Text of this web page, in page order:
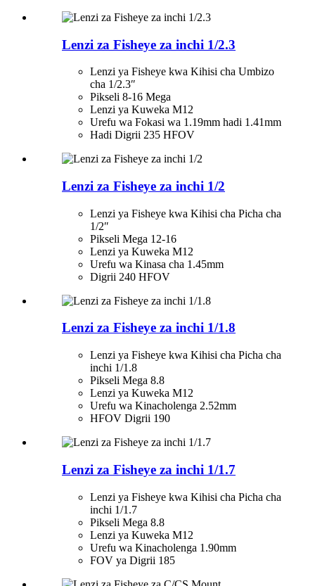
Lenzi za Fisheye za inchi 1/2.3
Lenzi ya Fisheye kwa Kihisi cha Umbizo
cha 1/2.3″
Pikseli 8-16 Mega
Lenzi ya Kuweka M12
Urefu wa Fokasi wa 1.19mm hadi 1.41mm
Hadi Digrii 235 HFOV
Lenzi za Fisheye za inchi 1/2
Lenzi ya Fisheye kwa Kihisi cha Picha cha
1/2″
Pikseli Mega 12-16
Lenzi ya Kuweka M12
Urefu wa Kinasa cha 1.45mm
Digrii 240 HFOV
Lenzi za Fisheye za inchi 1/1.8
Lenzi ya Fisheye kwa Kihisi cha Picha cha
inchi 1/1.8
Pikseli Mega 8.8
Lenzi ya Kuweka M12
Urefu wa Kinacholenga 2.52mm
HFOV Digrii 190
Lenzi za Fisheye za inchi 1/1.7
Lenzi ya Fisheye kwa Kihisi cha Picha cha
inchi 1/1.7
Pikseli Mega 8.8
Lenzi ya Kuweka M12
Urefu wa Kinacholenga 1.90mm
FOV ya Digrii 185